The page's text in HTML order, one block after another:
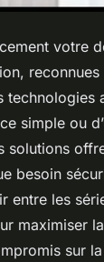
votre
technologies
simple ou
solutions
besoin
entre les
maximiser
sur